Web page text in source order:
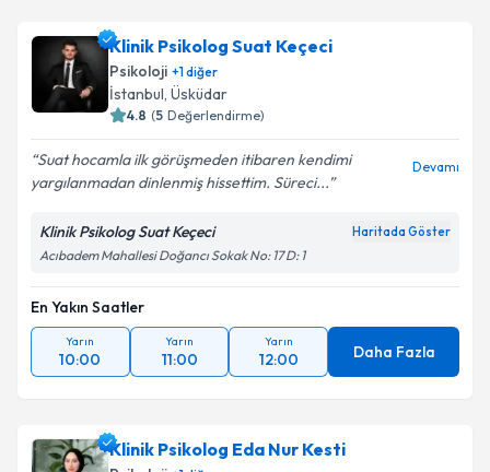
Klinik Psikolog Suat Keçeci
Psikoloji +1diğer
İstanbul, Üsküdar
4.8 (5 Değerlendirme)
Suat hocamla ilk görüşmeden itibaren kendimi
yargılanmadan dinlenmiş hissettim. Süreci...
Devamı
Klinik Psikolog Suat Keçeci Haritada Göster
Acıbadem Mahallesi Doğancı Sokak No: 17 D: 1
En Yakın Saatler
Yarın
10:00
Yarın
11:00
Yarın
12:00 Daha Fazla
Klinik Psikolog Eda Nur Kesti